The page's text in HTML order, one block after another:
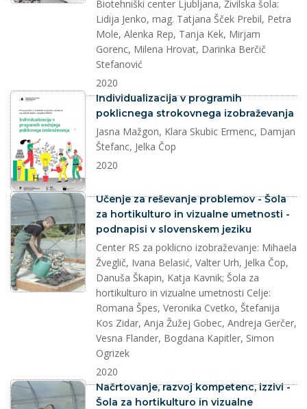
Biotehniški center Ljubljana, Živilska šola:
Lidija Jenko, mag. Tatjana Šček Prebil, Petra
Mole, Alenka Rep, Tanja Kek, Mirjam
Gorenc, Milena Hrovat, Darinka Berčič
Stefanović
2020
dokument
Individualizacija v programih
poklicnega strokovnega izobraževanja
Jasna Mažgon, Klara Skubic Ermenc, Damjan
Štefanc, Jelka Čop
2020
splet
Učenje za reševanje problemov - Šola
za hortikulturo in vizualne umetnosti -
podnapisi v slovenskem jeziku
Center RS za poklicno izobraževanje: Mihaela
Žveglič, Ivana Belasić, Valter Urh, Jelka Čop,
Danuša Škapin, Katja Kavnik; Šola za
hortikulturo in vizualne umetnosti Celje:
Romana Špes, Veronika Cvetko, Štefanija
Kos Zidar, Anja Žužej Gobec, Andreja Gerčer,
Vesna Flander, Bogdana Kapitler, Simon
Ogrizek
2020
splet
Načrtovanje, razvoj kompetenc, izzivi -
Šola za hortikulturo in vizualne